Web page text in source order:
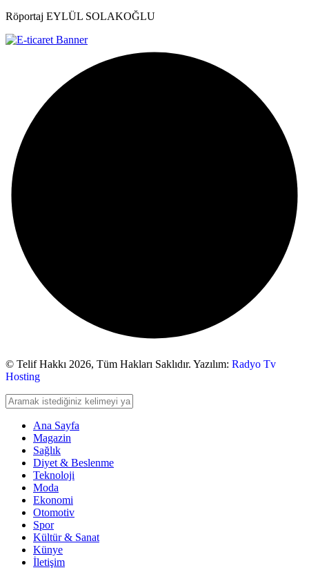
Röportaj EYLÜL SOLAKOĞLU
© Telif Hakkı 2026, Tüm Hakları Saklıdır. Yazılım: Radyo Tv
Hosting
Ana Sayfa
Magazin
Sağlık
Diyet & Beslenme
Teknoloji
Moda
Ekonomi
Otomotiv
Spor
Kültür & Sanat
Künye
İletişim